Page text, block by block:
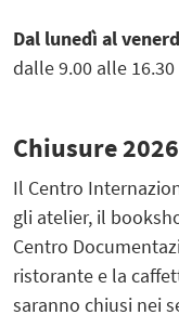
Dal lunedì al
dalle 9.00 alle 16.30
Chiusure 2026
Il Centro
gli atelier, il
Centro
ristorante e la
saranno chiusi nei